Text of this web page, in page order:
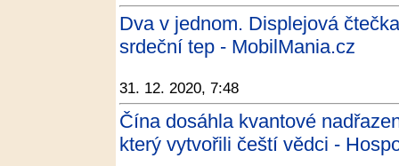
Dva v jednom. Displejová
srdeční tep - MobilMania.cz
31. 12. 2020, 7:48
Čína dosáhla kvantové
který vytvořili čeští vědci -